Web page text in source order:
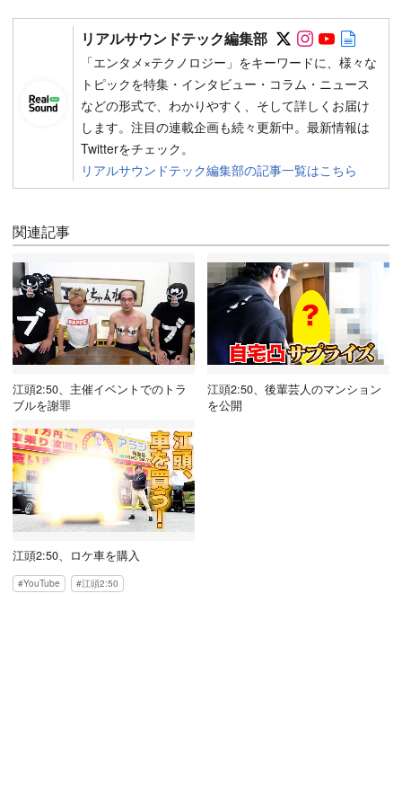
リアルサウンドテック編集部 Follow on
Follow on
Follow
「エンタメ×テクノロジー」をキーワードに、様々な
トピックを特集・インタビュー・コラム・ニュース
などの形式で、わかりやすく、そして詳しくお届け
します。注目の連載企画も続々更新中。最新情報は
Twitterをチェック。
リアルサウンドテック編集部の記事一覧はこちら
関連記事
江頭2:50、主催イベントでのトラ
ブルを謝罪
江頭2:50、後輩芸人のマンション
を公開
江頭2:50、ロケ車を購入
YouTube 江頭2:50